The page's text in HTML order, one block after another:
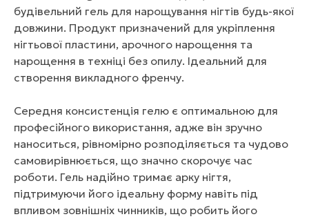
будівельний гель для нарощування нігтів будь-якої
довжини. Продукт призначений для укріплення
нігтьової пластини, арочного нарощення та
нарощення в техніці без опилу. Ідеальний для
створення викладного френчу.
Середня консистенція гелю є оптимальною для
професійного використання, адже він зручно
наноситься, рівномірно розподіляється та чудово
самовирівнюється, що значно скорочує час
роботи. Гель надійно тримає арку нігтя,
підтримуючи його ідеальну форму навіть під
впливом зовнішніх чинників, що робить його